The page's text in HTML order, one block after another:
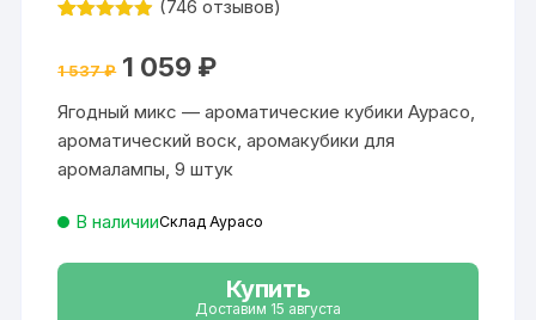
на основе
пользовате
лей
(746 отзывов)
1 537₽ Первоначальная
цена
1
537 ₽.
1 059 ₽Текущая
059 ₽.
Ягодный микс — ароматические кубики Аурасо,
ароматический воск, аромакубики для
аромалампы, 9 штук
В наличииСклад Аурасо
Купить
Доставим 15 августа